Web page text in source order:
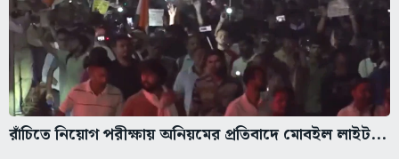
রাঁচিতে নিয়োগ পরীক্ষায় অনিয়মের প্রতিবাদে মোবইল লাইট...